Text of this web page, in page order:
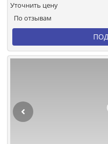
По отзывам
Уточнить цену